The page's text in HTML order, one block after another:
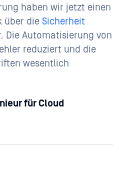
haben wir jetzt einen
über die Sicherheit
. Die Automatisierung von
reduziert und die
wesentlich
für Cloud